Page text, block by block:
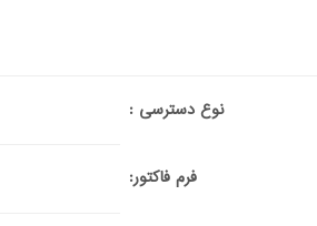
نوع دسترسی :
فرم فاکتور: